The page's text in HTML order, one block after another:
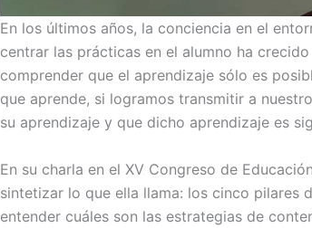
En los últimos años, la conciencia en el
centrar las prácticas en el alumno ha
comprender que el aprendizaje sólo es
que aprende, si logramos transmitir a
su aprendizaje y que dicho aprendizaje es
En su charla en el XV Congreso de
sintetizar lo que ella llama: los cinco pilares
entender cuáles son las estrategias de